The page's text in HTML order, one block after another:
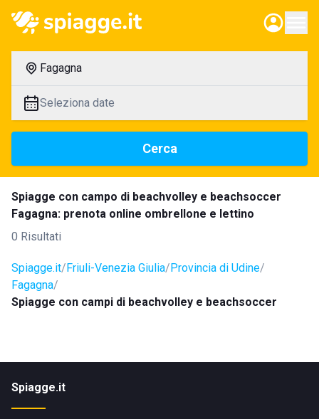
Fagagna
Seleziona date
Cerca
Spiagge con campo di beachvolley e beachsoccer
Fagagna: prenota online ombrellone e lettino
0 Risultati
Spiagge.it Friuli-Venezia Giulia Provincia di Udine
Fagagna
Spiagge con campi di beachvolley e beachsoccer
Spiagge.it